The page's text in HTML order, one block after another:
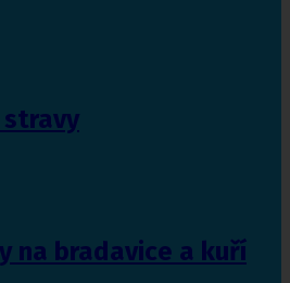
stravy
na bradavice a kuří